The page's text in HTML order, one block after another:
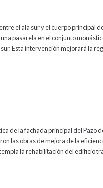
el ala sur y el cuerpo principal
pasarela en el conjunto
Esta intervención mejorará la
de la fachada principal del Pazo
las obras de mejora de la
la rehabilitación del edificio